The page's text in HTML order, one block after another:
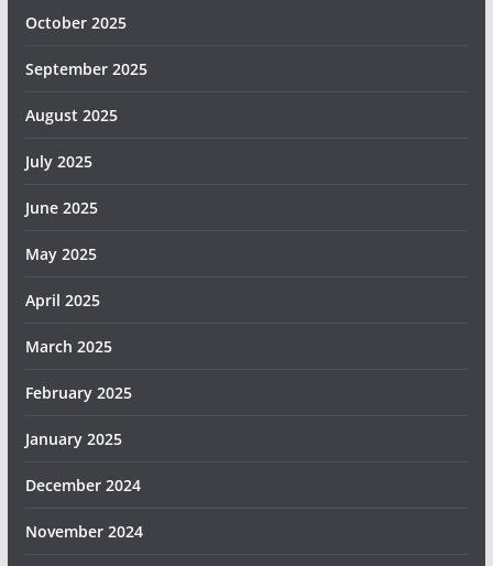
October 2025
September 2025
August 2025
July 2025
June 2025
May 2025
April 2025
March 2025
February 2025
January 2025
December 2024
November 2024